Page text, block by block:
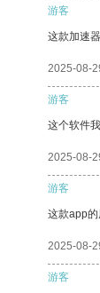
游客
这款加速
2025-08-
游客
这个软件
2025-08-
游客
这款app的
2025-08-
游客